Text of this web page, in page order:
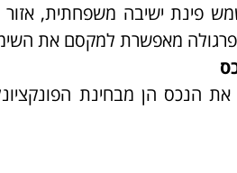
פינת ישיבה משפחתית,
פרגולה מאפשרת למקסם את
הנכס הן מבחינת